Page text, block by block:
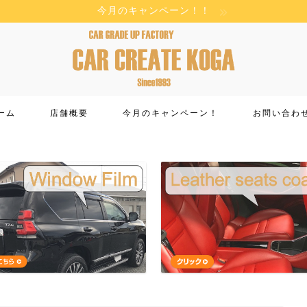
今月のキャンペーン！！
ム 店舗概要 今月のキャンペーン！ お問い合わ